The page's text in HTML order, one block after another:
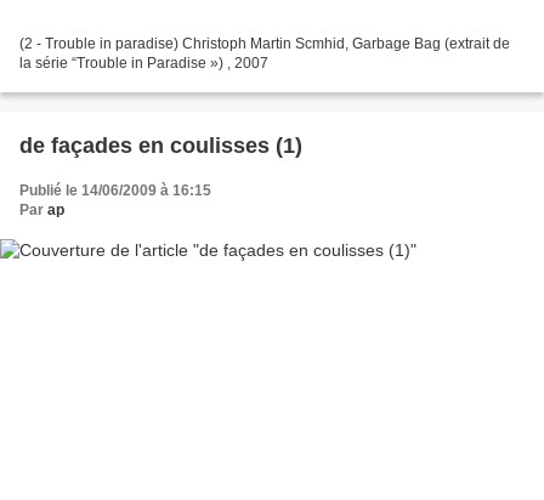
(2 - Trouble in paradise) Christoph Martin Scmhid, Garbage Bag (extrait de
la série “Trouble in Paradise ») , 2007
de façades en coulisses (1)
Publié le 14/06/2009 à 16:15
Par ap